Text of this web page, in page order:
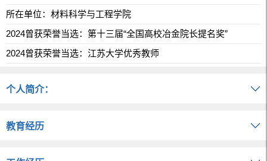
所在单位：材料科学与工程学院
2024曾获荣誉当选：第十三届“全国高校冶金院长提名奖”
2024曾获荣誉当选：江苏大学优秀教师
个人简介：
教育经历